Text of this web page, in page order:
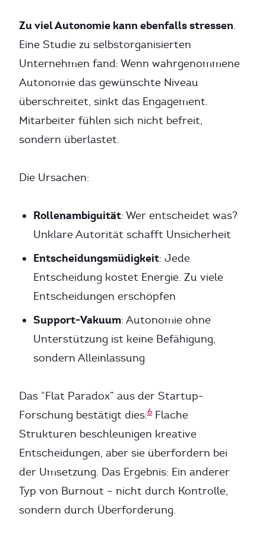
Zu viel Autonomie kann ebenfalls stressen.
Eine Studie zu selbstorganisierten
Unternehmen fand: Wenn wahrgenommene
Autonomie das gewünschte Niveau
überschreitet, sinkt das Engagement.
Mitarbeiter fühlen sich nicht befreit,
sondern überlastet.
Die Ursachen:
Rollenambiguität: Wer entscheidet was?
Unklare Autorität schafft Unsicherheit
Entscheidungsmüdigkeit: Jede
Entscheidung kostet Energie. Zu viele
Entscheidungen erschöpfen
Support-Vakuum: Autonomie ohne
Unterstützung ist keine Befähigung,
sondern Alleinlassung
Das “Flat Paradox” aus der Startup-
Forschung bestätigt dies:6 Flache
Strukturen beschleunigen kreative
Entscheidungen, aber sie überfordern bei
der Umsetzung. Das Ergebnis: Ein anderer
Typ von Burnout – nicht durch Kontrolle,
sondern durch Überforderung.